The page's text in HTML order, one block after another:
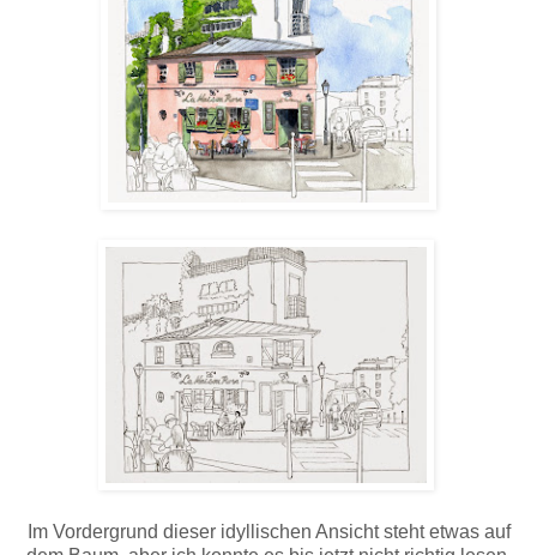
Im Vordergrund dieser idyllischen Ansicht steht etwas auf